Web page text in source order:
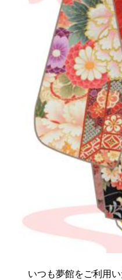
いつも夢館をご利用